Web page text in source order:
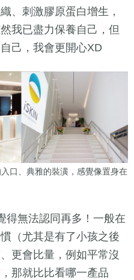
、刺激膠原蛋白增生，
我已盡力保養自己，但
己，我會更開心XD
口、典雅的裝潢，感覺像置身在
得無法認同再多！一般在
（尤其是有了小孩之後
更會比量，例如平常沒
那就比比看哪一產品